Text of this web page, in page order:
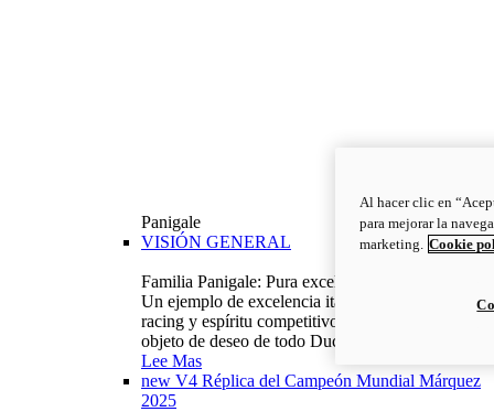
Panigale
VISIÓN GENERAL
Familia Panigale: Pura excelencia italiana.
Un ejemplo de excelencia italiana, con ADN
racing y espíritu competitivo: la Panigale es el
objeto de deseo de todo Ducatista.
Lee Mas
new V4 Réplica del Campeón Mundial Márquez
2025
Al hacer clic en
para mejorar la
marketing. Cookie